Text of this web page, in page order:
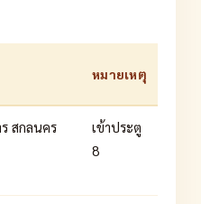
หมายเหตุ
สกลนคร
เข้าประตู
8